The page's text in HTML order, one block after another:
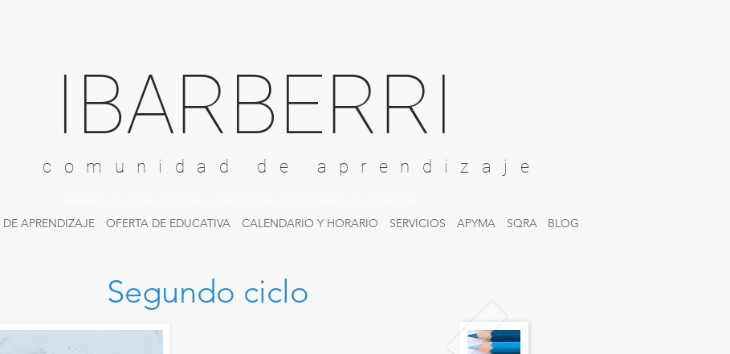
IBARBERRI
comunidad de aprendizaje
APRENDIZAJE OFERTA DE EDUCATIVA CALENDARIO Y HORARIO SERVICIOS APYMA SQRA BLOG
Segundo ciclo